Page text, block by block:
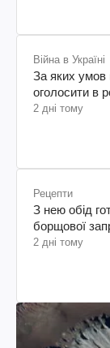
Війна в Україні
За яких умов
оголосити в
2 дні тому
Рецепти
З нею обід
борщової
2 дні тому